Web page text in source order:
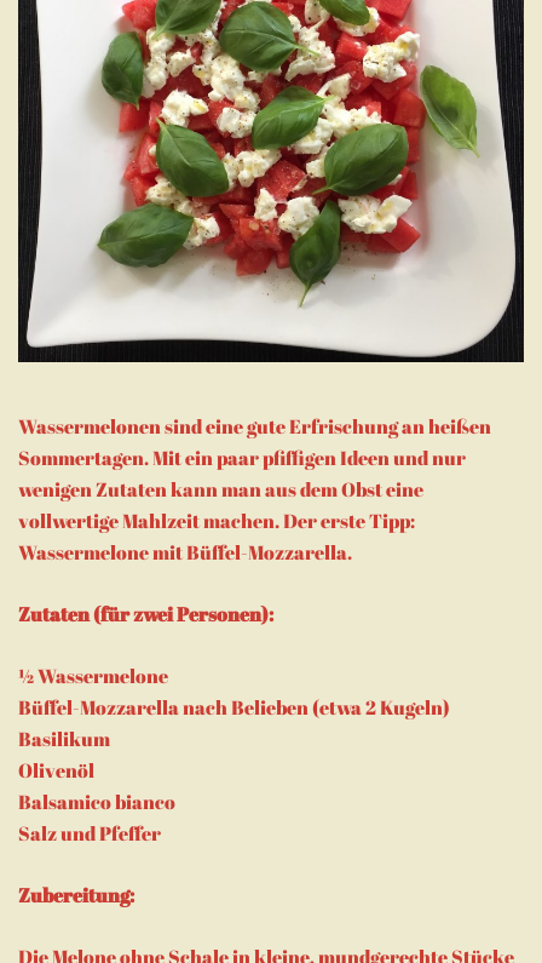
Wassermelonen sind eine gute Erfrischung an heißen
Sommertagen. Mit ein paar pfiffigen Ideen und nur
wenigen Zutaten kann man aus dem Obst eine
vollwertige Mahlzeit machen. Der erste Tipp:
Wassermelone mit Büffel-Mozzarella.
Zutaten (für zwei Personen):
½ Wassermelone
Büffel-Mozzarella nach Belieben (etwa 2 Kugeln)
Basilikum
Olivenöl
Balsamico bianco
Salz und Pfeffer
Zubereitung:
Die Melone ohne Schale in kleine, mundgerechte Stücke